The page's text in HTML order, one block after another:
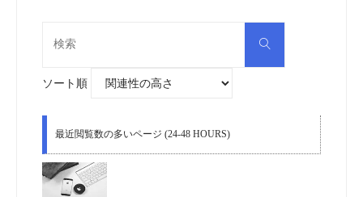
検
ソート順
最近閲覧数の多いページ (24-48 HOURS)